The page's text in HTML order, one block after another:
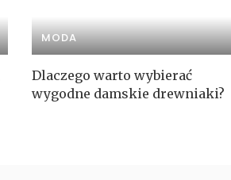
MODA
Dlaczego warto wybierać
wygodne damskie drewniaki?